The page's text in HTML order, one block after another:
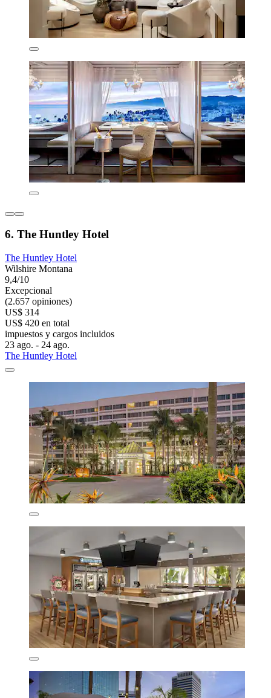
6. The Huntley Hotel
The Huntley Hotel
Wilshire Montana
9,4/10
Excepcional
(2.657 opiniones)
US$ 314
US$ 420 en total
impuestos y cargos incluidos
23 ago. - 24 ago.
The Huntley Hotel